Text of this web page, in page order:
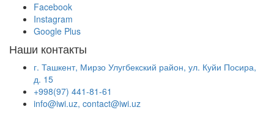
Facebook
Instagram
Google Plus
Наши контакты
г. Ташкент, Мирзо Улугбекский район, ул. Куйи Посира,
д. 15
+998(97) 441-81-61
info@iwi.uz, contact@iwi.uz